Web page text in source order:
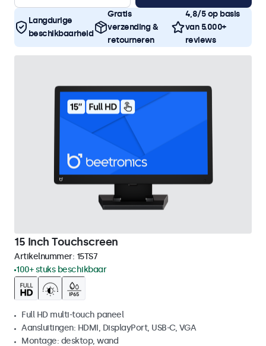
Langdurige
beschikbaarheid
Gratis
verzending &
retourneren
4,8/5 op basis
van 5.000+
reviews
15 Inch Touchscreen
Artikelnummer: 15TS7
100+ stuks beschikbaar
Full HD multi-touch paneel
Aansluitingen: HDMI, DisplayPort, USB-C, VGA
Montage: desktop, wand